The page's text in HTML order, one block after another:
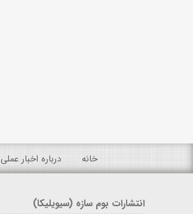
خانه درباره اخبار عملی
انتشارات بوم سازه (سیویلیکا)